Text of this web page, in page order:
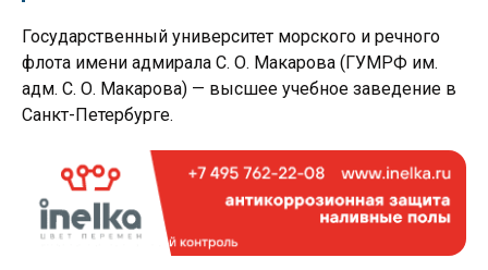
Государственный университет морского и речного
флота имени адмирала С. О. Макарова (ГУМРФ им.
адм. С. О. Макарова) — высшее учебное заведение в
Санкт-Петербурге.